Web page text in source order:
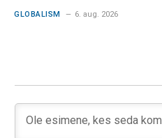
GLOBALISM 6. aug. 2026